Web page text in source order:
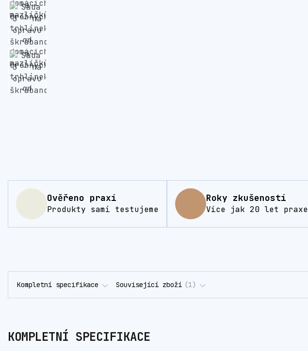
Ověřeno praxí
Produkty sami testujeme
Roky zkušeností
Více jak 20 let praxe
Kompletní specifikace Související zboží 1
KOMPLETNÍ SPECIFIKACE